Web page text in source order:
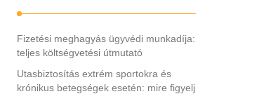
Fizetési meghagyás ügyvédi munkadíja:
teljes költségvetési útmutató
Utasbiztosítás extrém sportokra és
krónikus betegségek esetén: mire figyelj